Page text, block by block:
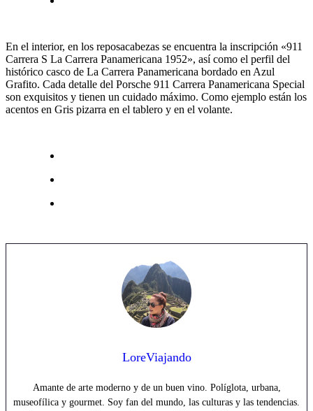
En el interior, en los reposacabezas se encuentra la inscripción «911
Carrera S La Carrera Panamericana 1952», así como el perfil del
histórico casco de La Carrera Panamericana bordado en Azul
Grafito. Cada detalle del Porsche 911 Carrera Panamericana Special
son exquisitos y tienen un cuidado máximo. Como ejemplo están los
acentos en Gris pizarra en el tablero y en el volante.
LoreViajando
Amante de arte moderno y de un buen vino. Políglota, urbana,
museofílica y gourmet. Soy fan del mundo, las culturas y las tendencias.